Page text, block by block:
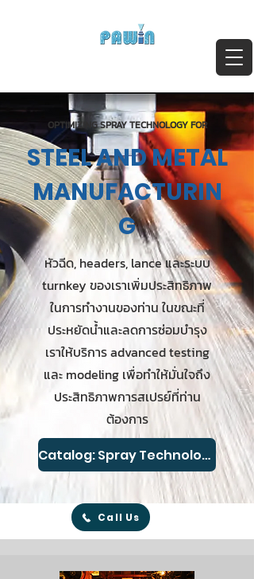
OPTIMIZING SPRAY TECHNOLOGY FOR
STEEL AND METAL
MANUFACTURIN
G
หัวฉีด, headers, lance และระบบ
turnkey ของเราเพิ่มประสิทธิภาพ
ในการทำงานของท่าน ในขณะที่
ประหยัดน้ำและลดการซ่อมบำรุง
เราให้บริการ advanced testing
และ modeling เพื่อทำให้มั่นใจถึง
ประสิทธิภาพการสเปรย์ที่ท่าน
ต้องการ
Catalog: Spray Technology for Steel Mills
Call Us